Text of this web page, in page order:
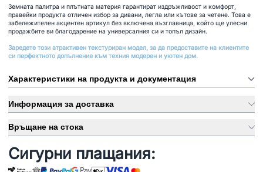
Земната палитра и плътната материя гарантират издръжливост и комфорт,
правейки продукта отличен избор за дивани, легла или кътове за четене. Това е
забележителен акцентен артикул без включена възглавница, който ще улесни
продажбите ви благодарение на универсалния си и топъл дизайн.
Заредете този атрактивен текстуриран модел, за да предоставите на клиентите
си перфектното допълнение към техния модерен и уютен дом.
Характеристики на продукта и документация
Информация за доставка
Връщане на стока
Сигурни плащания: